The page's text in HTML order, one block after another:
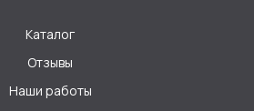
Наши работы
Отзывы
Каталог